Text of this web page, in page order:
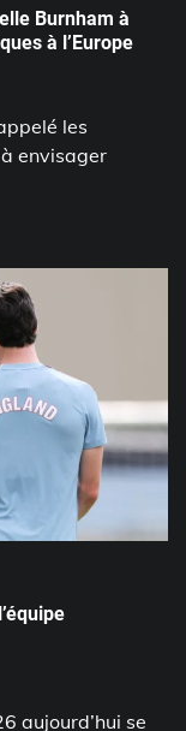
Burnham à
à l’Europe
les
envisager
aujourd’hui se